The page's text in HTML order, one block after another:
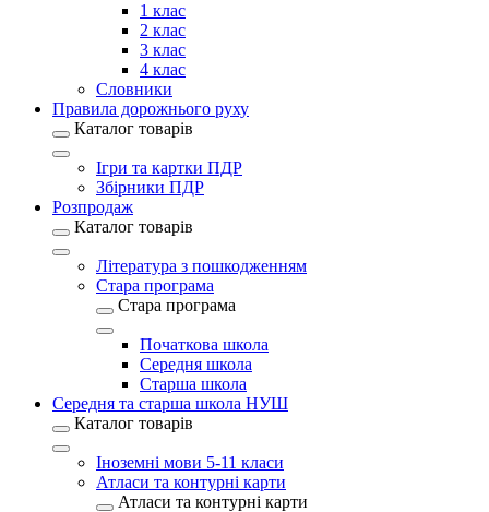
1 клас
2 клас
3 клас
4 клас
Словники
Правила дорожнього руху
Каталог товарів
Ігри та картки ПДР
Збірники ПДР
Розпродаж
Каталог товарів
Література з пошкодженням
Стара програма
Стара програма
Початкова школа
Середня школа
Старша школа
Середня та старша школа НУШ
Каталог товарів
Іноземні мови 5-11 класи
Атласи та контурні карти
Атласи та контурні карти